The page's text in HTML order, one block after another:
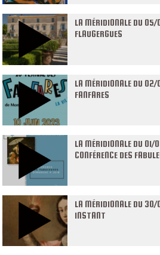
LA MÉRIDIONALE DU
FLAUGERGUES
LA MÉRIDIONALE DU
FANFARES
LA MÉRIDIONALE DU 01/
CONFÉRENCE DES
LA MÉRIDIONALE DU
INSTANT